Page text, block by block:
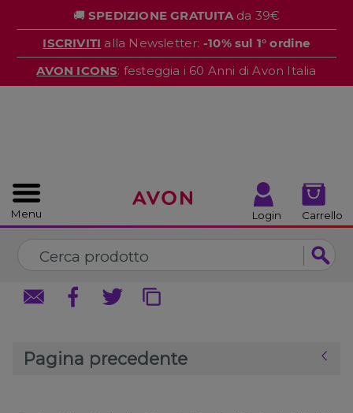
🚚 SPEDIZIONE GRATUITAda 39€
ISCRIVITI alla Newsletter: -10% sul 1° ordine
AVON ICONS: festeggia i 60 Anni di Avon Italia
Menu Login Carrello
Pagina precedente
CHIUDI CHIUDI